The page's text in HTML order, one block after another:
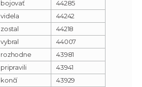
bojovať
44285
videla
44242
zostal
44218
vybral
44007
rozhodne
43981
pripravili
43941
končí
43929